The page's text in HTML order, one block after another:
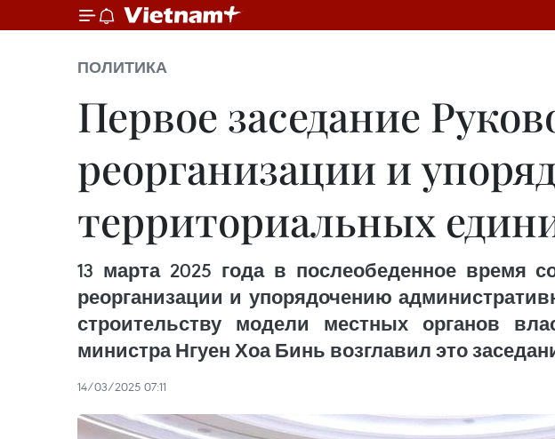
ПОЛИТИКА
Первое заседание
реорганизации и
территориальных
13 марта 2025 года в послеобеденное время
реорганизации и упорядочению
строительству модели местных органов
министра Нгуен Хоа Бинь возглавил это
14/03/2025 07:11